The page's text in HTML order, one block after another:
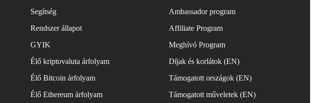
Segítség
Rendszer állapot
GYIK
Élő kriptovaluta árfolyam
Élő Bitcoin árfolyam
Élő Ethereum árfolyam
Ambassador program
Affiliate Program
Meghívó Program
Díjak és korlátok (EN)
Támogatott országok (EN)
Támogatott műveletek (EN)